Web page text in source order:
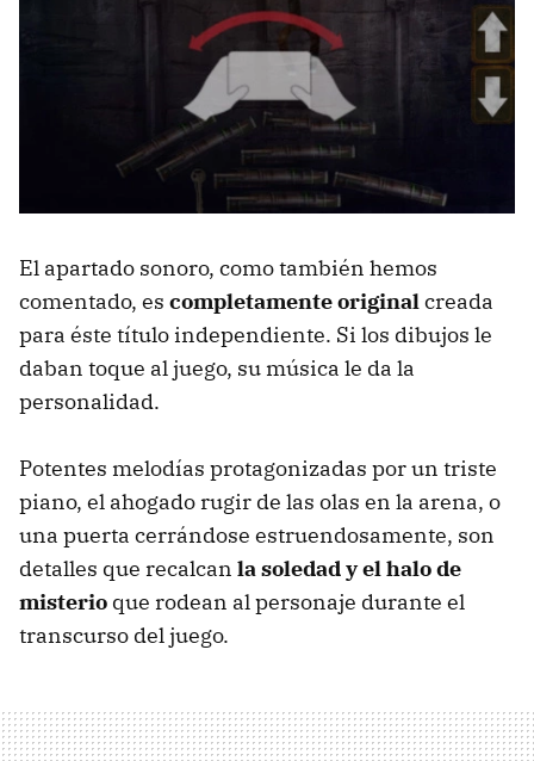
El apartado sonoro, como también hemos
comentado, es completamente originalcreada
para éste título independiente. Si los dibujos le
daban toque al juego, su música le da la
personalidad.
Potentes melodías protagonizadas por un triste
piano, el ahogado rugir de las olas en la arena, o
una puerta cerrándose estruendosamente, son
detalles que recalcan la soledad y el halo de
misterio que rodean al personaje durante el
transcurso del juego.